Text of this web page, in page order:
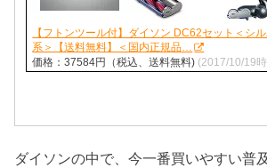
【フトンツール付】ダイソン DC62セット＜シ
系＞【送料無料】＜国内正規品…
価格：37584円（税込、送料無料) (2017/10/19
ダイソンの中で、今一番買いやすい普